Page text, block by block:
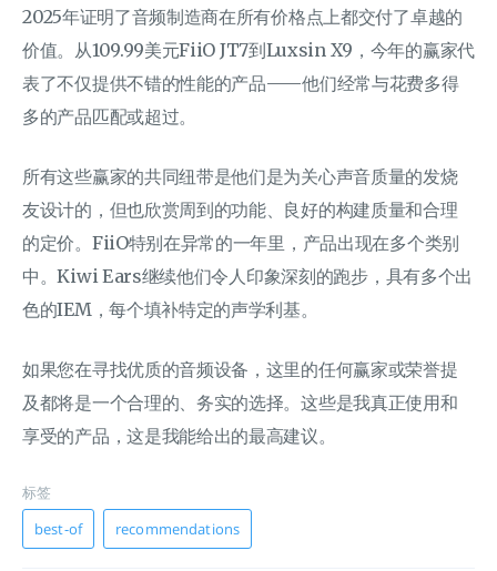
2025年证明了音频制造商在所有价格点上都交付了卓越的
价值。从109.99美元FiiO JT7到Luxsin X9，今年的赢家代
表了不仅提供不错的性能的产品——他们经常与花费多得
多的产品匹配或超过。
所有这些赢家的共同纽带是他们是为关心声音质量的发烧
友设计的，但也欣赏周到的功能、良好的构建质量和合理
的定价。FiiO特别在异常的一年里，产品出现在多个类别
中。Kiwi Ears继续他们令人印象深刻的跑步，具有多个出
色的IEM，每个填补特定的声学利基。
如果您在寻找优质的音频设备，这里的任何赢家或荣誉提
及都将是一个合理的、务实的选择。这些是我真正使用和
享受的产品，这是我能给出的最高建议。
标签
best-of
recommendations